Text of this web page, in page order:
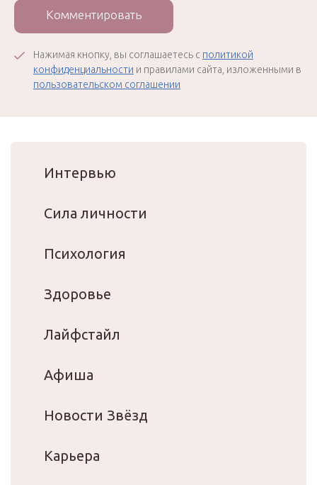
Комментировать
Нажимая кнопку, вы соглашаетесь с политикой
конфиденциальности и правилами сайта, изложенными в
пользовательском соглашении
Интервью
Сила личности
Психология
Здоровье
Лайфстайл
Афиша
Новости Звёзд
Карьера